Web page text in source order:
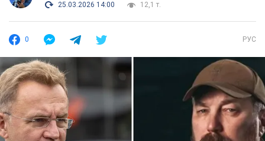
25.03.2026 14:00
12,1 т.
0 РУС